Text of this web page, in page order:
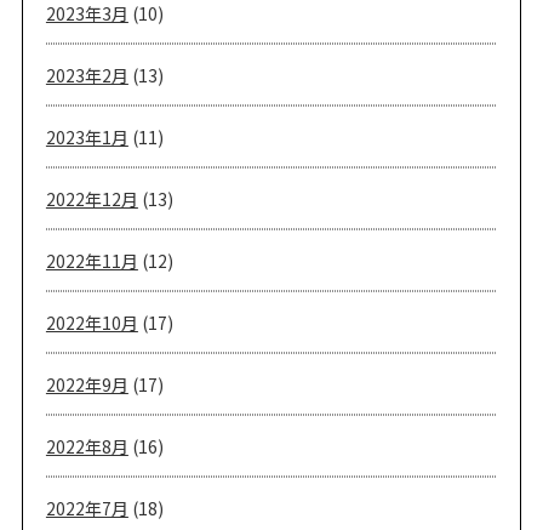
2023年3月 (10)
2023年2月 (13)
2023年1月 (11)
2022年12月 (13)
2022年11月 (12)
2022年10月 (17)
2022年9月 (17)
2022年8月 (16)
2022年7月 (18)